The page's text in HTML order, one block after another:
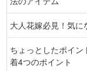
大人花嫁必見！気
ちょっとしたポイ
着4つのポイント